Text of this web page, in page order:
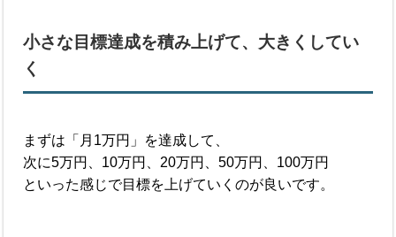
小さな目標達成を積み上げて、大きくしてい
く
まずは「月1万円」を達成して、
次に5万円、10万円、20万円、50万円、100万円
といった感じで目標を上げていくのが良いです。